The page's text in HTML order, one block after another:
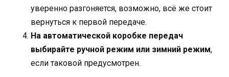
уверенно разгоняется, возможно, всё же стоит
вернуться к первой передаче.
На автоматической коробке передач
выбирайте ручной режим или зимний режим,
если таковой предусмотрен.